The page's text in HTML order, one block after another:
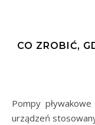
CO ZROBIĆ,
Pompy pływakowe to jedne z najbardziej uniwersalnych
urządzeń